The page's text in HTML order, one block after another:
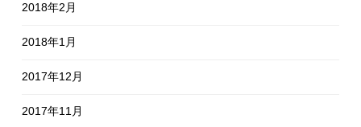
2018年2月
2018年1月
2017年12月
2017年11月